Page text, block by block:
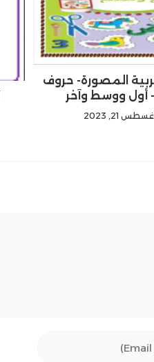
المصورة- حروف
أول ووسط وآخر
21, 2023